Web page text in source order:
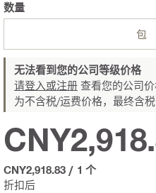
数量
包
无法看到您的公司等级价格
请登入或注册 查看您的公司
为不含税/运费价格，最终含
折扣后
CNY2,918.83 / 1 个